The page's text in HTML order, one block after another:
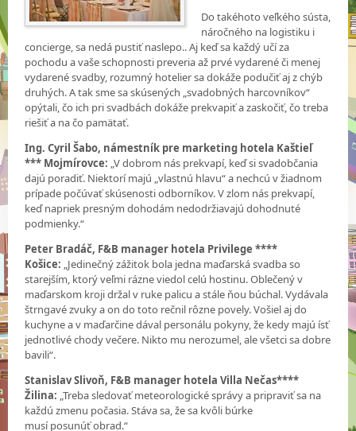
Do takéhoto veľkého sústa,
náročného na logistiku i
concierge, sa nedá pustiť naslepo.. Aj keď sa každý učí za
pochodu a vaše schopnosti preveria až prvé vydarené či menej
vydarené svadby, rozumný hotelier sa dokáže podučiť aj z chýb
druhých. A tak sme sa skúsených „svadobných harcovníkov“
opýtali, čo ich pri svadbách dokáže prekvapiť a zaskočiť, čo treba
riešiť a na čo pamätať.
Ing. Cyril Šabo, námestník pre marketing hotela Kaštieľ
*** Mojmírovce: „V dobrom nás prekvapí, keď si svadobčania
dajú poradiť. Niektorí majú „vlastnú hlavu“ a nechcú v žiadnom
prípade počúvať skúsenosti odborníkov. V zlom nás prekvapí,
keď napriek presným dohodám nedodržiavajú dohodnuté
podmienky.“
Peter Bradáč, F&B manager hotela Privilege ****
Košice: „Jedinečný zážitok bola jedna maďarská svadba so
starejším, ktorý veľmi rázne viedol celú hostinu. Oblečený v
maďarskom kroji držal v ruke palicu a stále ňou búchal. Vydávala
štrngavé zvuky a on do toto rečnil rôzne povely. Vošiel aj do
kuchyne a v maďarčine dával personálu pokyny, že kedy majú ísť
jednotlivé chody večere. Nikto mu nerozumel, ale všetci sa dobre
bavili“.
Stanislav Slivoň, F&B manager hotela Villa Nečas****
Žilina: „Treba sledovať meteorologické správy a pripraviť sa na
každú zmenu počasia. Stáva sa, že sa kvôli búrke
musí posunúť obrad.“